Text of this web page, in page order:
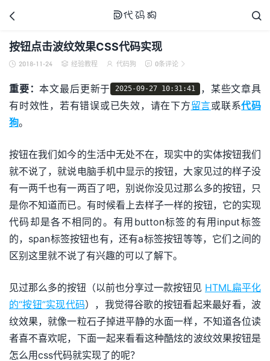

代码狗
 
按钮点击波纹效果CSS代码实现
 2018-11-24  经验教程  代码狗  0条评论 
重要：本文最后更新于 2025-09-27 10:31:41
，某些文章具
有时效性，若有错误或已失效，请在下方留言或联系代码
狗。
按钮在我们如今的生活中无处不在，现实中的实体按钮我们
就不说了，就说电脑手机中显示的按钮，大家见过的样子没
有一两千也有一两百了吧，别说你没见过那么多的按钮，只
是你不知道而已。有时候看上去样子一样的按钮，它的实现
代码却是各不相同的。有用button标签的有用input标签
的，span标签按钮也有，还有a标签按钮等等，它们之间的
区别这里就不说了有兴趣的可以了解下。
见过那么多的按钮（以前也分享过一款按钮见 HTML扁平化
的“按钮”实现代码），我觉得谷歌的按钮看起来最好看，波
纹效果，就像一粒石子掉进平静的水面一样，不知道各位读
者喜不喜欢呢，下面一起来看看这种酷炫的波纹效果按钮是
怎么用css代码就实现了的呢？